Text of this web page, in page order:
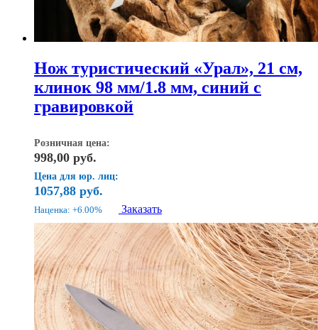
Нож туристический «Урал», 21 см,
клинок 98 мм/1.8 мм, синий с
гравировкой
Розничная цена:
998,00 руб.
Цена для юр. лиц:
1057,88 руб.
Наценка: +6.00% Заказать